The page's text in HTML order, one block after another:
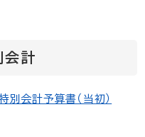
会計
会計予算書（当初）